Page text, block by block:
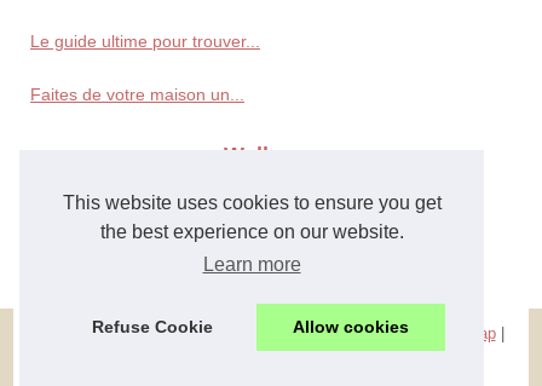
This website uses cookies to ensure you get
the best experience on our website.
Learn more
Refuse Cookie Allow cookies
Le guide ultime pour trouver...
Faites de votre maison un...
Wellness
Paris et ses secrets de...
Profitez d'une eau de piscine...
© 2026316dayspa.com| Most Frequently Read|Navigation Map|